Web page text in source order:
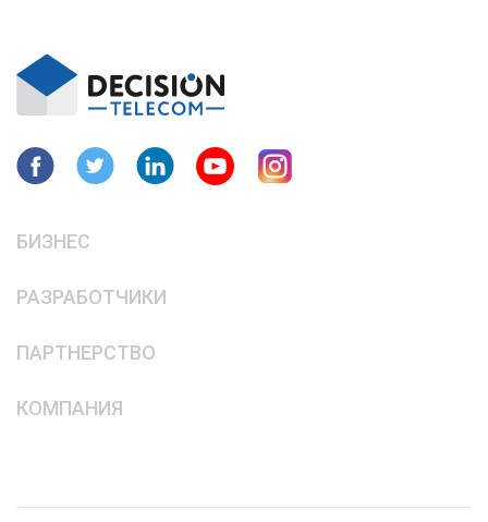
БИЗНЕС
РАЗРАБОТЧИКИ
ПАРТНЕРСТВО
КОМПАНИЯ